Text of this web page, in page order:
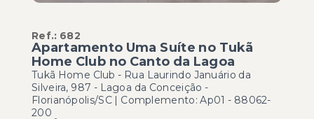
Ref.: 682
Apartamento Uma Suíte no Tukã
Home Club no Canto da Lagoa
Tukã Home Club - Rua Laurindo Januário da
Silveira, 987 - Lagoa da Conceição -
Florianópolis/SC | Complemento: Ap01 - 88062-
200